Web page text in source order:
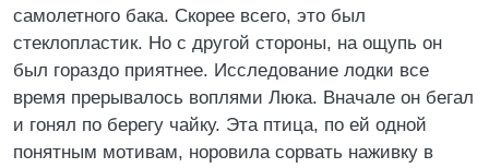
самолетного бака. Скорее всего, это был
стеклопластик. Но с другой стороны, на ощупь он
был гораздо приятнее. Исследование лодки все
время прерывалось воплями Люка. Вначале он бегал
и гонял по берегу чайку. Эта птица, по ей одной
понятным мотивам, норовила сорвать наживку в